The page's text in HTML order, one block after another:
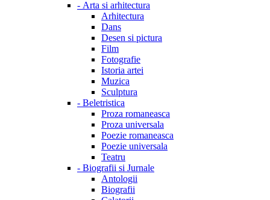
- Arta si arhitectura
Arhitectura
Dans
Desen si pictura
Film
Fotografie
Istoria artei
Muzica
Sculptura
- Beletristica
Proza romaneasca
Proza universala
Poezie romaneasca
Poezie universala
Teatru
- Biografii si Jurnale
Antologii
Biografii